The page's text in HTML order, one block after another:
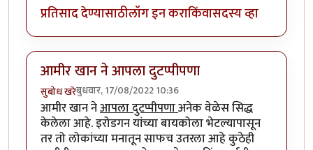
प्रतिसाद देण्यासाठीलॉग इन कराकिंवासदस्य व्हा
आमीर खान ने आपला दुटप्पीपणा
सुबोध खरेबुधवार, 17/08/2022 10:36
आमीर खान नेआपला दुटप्पीपणाअनेक वेळेस सिद्ध
केलेला आहे. इरोडगन यांच्या बायकोला भेटल्यापासून
तर तो लोकांच्या मनातून साफच उतरला आहे कुठेही